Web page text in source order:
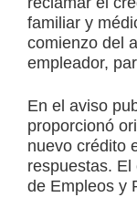
familiar y
comienzo del
empleador,
En el aviso
proporcionó
nuevo crédito
respuestas.
de Empleos y